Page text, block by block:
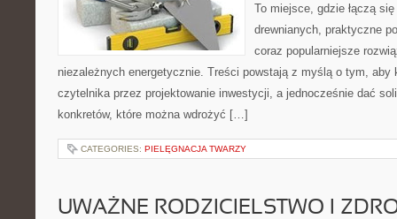
To miejsce, gdzie łączą
drewnianych, praktyczne
coraz popularniejsze
niezależnych energetycznie. Treści powstają z myślą o tym, aby
czytelnika przez projektowanie inwestycji, a jednocześnie dać
konkretów, które można wdrożyć […]
CATEGORIES: PIELĘGNACJA TWARZY
UWAŻNE RODZICIELSTWO I